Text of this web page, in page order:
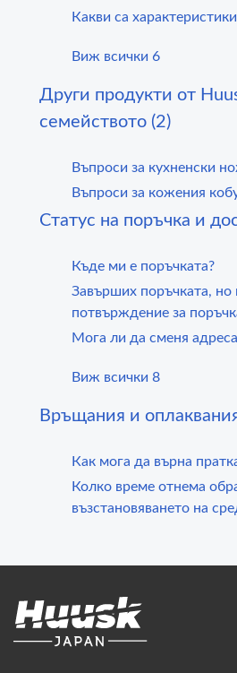
Какви са
Виж всички 6
Други продукти от
семейството (2)
Въпроси за кухненски
Въпроси за кожения
Статус на поръчка и
Къде ми е поръчката?
Завърших поръчката, но
потвърждение за
Мога ли да сменя
Виж всички 8
Връщания и
Как мога да върна
Колко време отнема
възстановяването на